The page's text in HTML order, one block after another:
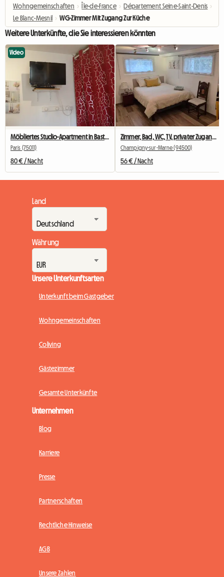
Wohngemeinschaften › Île-de-France › Département Seine-Saint-Denis ›
Le Blanc-Mesnil › WG-Zimmer Mit Zugang Zur Küche
Weitere Unterkünfte, die Sie interessieren könnten
Video
Möbliertes Studio-Apartment in Bastille für Studenten, Praktikanten oder Geschäftsreisende.
Paris (75011)
80 € / Nacht
Zimmer, Bad, WC, TV, privater Zugang / Disneyland 30'
Champigny-sur-Marne (94500)
56 € / Nacht
Land
Währung
Unsere Unterkunftsarten
Unterkunft beim Gastgeber
Wohngemeinschaften
Coliving
Gästezimmer
Gesamte Unterkünfte
Unternehmen
Blog
Karriere
Presse
Partnerschaften
Rechtliche Hinweise
AGB
Unsere Zahlen